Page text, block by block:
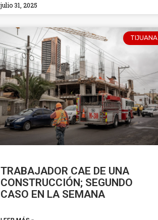
julio 31, 2025
TIJUANA
TRABAJADOR CAE DE UNA
CONSTRUCCIÓN; SEGUNDO
CASO EN LA SEMANA